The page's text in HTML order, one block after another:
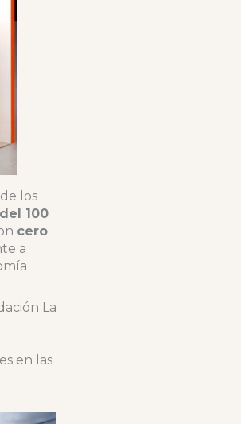
los
100
cero
a
La
en las